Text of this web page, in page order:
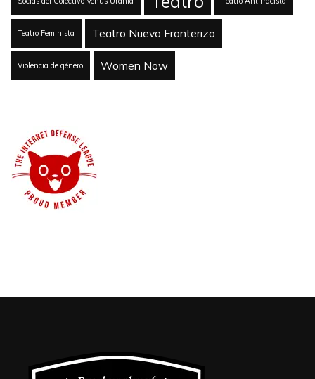
Teatro Feminista Teatro Nuevo Fronterizo
Violencia de género Women Now